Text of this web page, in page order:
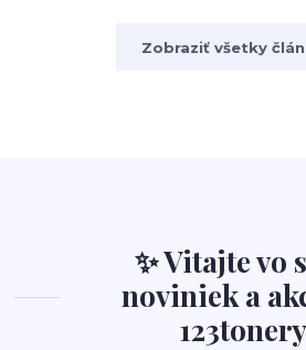
Zobraziť všetky
✨ Vitajte vo
noviniek a